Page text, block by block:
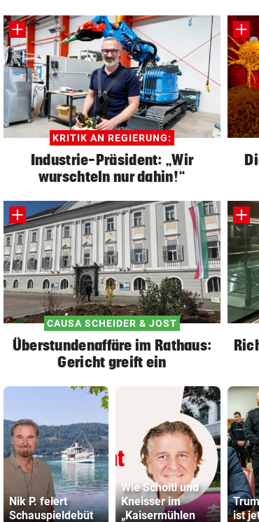
KRITIK AN REGIERUNG:
Industrie-Präsident: „Wir
wurschteln nur dahin!“
CAUSA SCHEIDER & JOST
Überstundenaffäre im Rathaus:
Gericht greift ein
Nik P. feiert
Schauspieldebüt
Wie Schoitl und
Kneisser im
„Kaisermühlen
ist